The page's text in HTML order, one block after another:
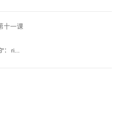
十一课
： ri…